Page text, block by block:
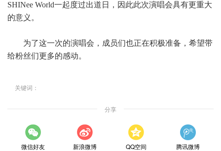
SHINee World一起度过出道日，因此此次演唱会具有更重大
的意义。
为了这一次的演唱会，成员们也正在积极准备，希望带
给粉丝们更多的感动。
关键词：
分享
微信好友 新浪微博 QQ空间 腾讯微博